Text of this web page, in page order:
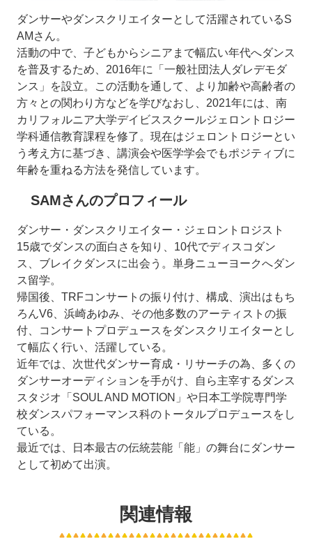
ダンサーやダンスクリエイターとして活躍されているS
AMさん。
活動の中で、子どもからシニアまで幅広い年代へダンス
を普及するため、2016年に「一般社団法人ダレデモダ
ンス」を設立。この活動を通して、より加齢や高齢者の
方々との関わり方などを学びなおし、2021年には、南
カリフォルニア大学デイビススクールジェロントロジー
学科通信教育課程を修了。現在はジェロントロジーとい
う考え方に基づき、講演会や医学学会でもポジティブに
年齢を重ねる方法を発信しています。
SAMさんのプロフィール
ダンサー・ダンスクリエイター・ジェロントロジスト
15歳でダンスの面白さを知り、10代でディスコダン
ス、ブレイクダンスに出会う。単身ニューヨークへダン
ス留学。
帰国後、TRFコンサートの振り付け、構成、演出はもち
ろんV6、浜崎あゆみ、その他多数のアーティストの振
付、コンサートプロデュースをダンスクリエイターとし
て幅広く行い、活躍している。
近年では、次世代ダンサー育成・リサーチの為、多くの
ダンサーオーディションを手がけ、自ら主宰するダンス
スタジオ「SOUL AND MOTION」や日本工学院専門学
校ダンスパフォーマンス科のトータルプロデュースをし
ている。
最近では、日本最古の伝統芸能「能」の舞台にダンサー
として初めて出演。
関連情報